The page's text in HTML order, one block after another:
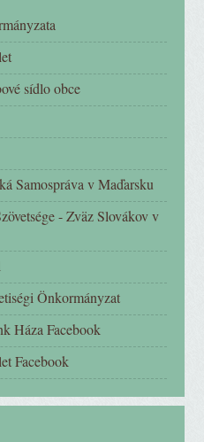
sídlo obce
Samospráva v Maďarsku
- Zväz Slovákov v
Önkormányzat
Háza Facebook
Facebook